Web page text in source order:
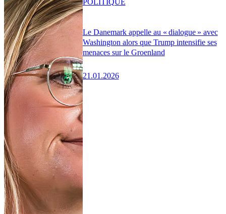
Le Danemark appelle au « dialogue » avec
Washington alors que Trump intensifie ses
menaces sur le Groenland
21.01.2026